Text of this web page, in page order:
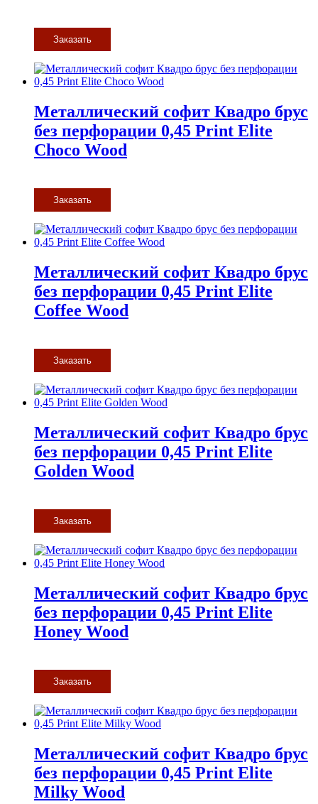
Заказать
Металлический софит Квадро брус
без перфорации 0,45 Print Elite
Choco Wood
Заказать
Металлический софит Квадро брус
без перфорации 0,45 Print Elite
Coffee Wood
Заказать
Металлический софит Квадро брус
без перфорации 0,45 Print Elite
Golden Wood
Заказать
Металлический софит Квадро брус
без перфорации 0,45 Print Elite
Honey Wood
Заказать
Металлический софит Квадро брус
без перфорации 0,45 Print Elite
Milky Wood